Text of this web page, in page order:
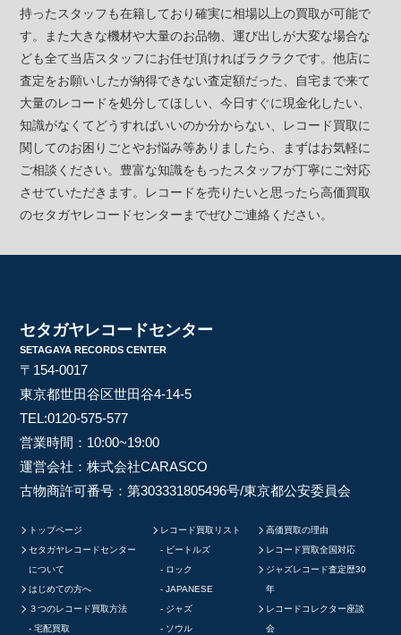
持ったスタッフも在籍しており確実に相場以上の買取が可能で
す。また大きな機材や大量のお品物、運び出しが大変な場合な
ども全て当店スタッフにお任せ頂ければラクラクです。他店に
査定をお願いしたが納得できない査定額だった、自宅まで来て
大量のレコードを処分してほしい、今日すぐに現金化したい、
知識がなくてどうすればいいのか分からない、レコード買取に
関してのお困りごとやお悩み等ありましたら、まずはお気軽に
ご相談ください。豊富な知識をもったスタッフが丁寧にご対応
させていただきます。レコードを売りたいと思ったら高価買取
のセタガヤレコードセンターまでぜひご連絡ください。
セタガヤレコードセンター
SETAGAYA RECORDS CENTER
〒154-0017
東京都世田谷区世田谷4-14-5
TEL:0120-575-577
営業時間：10:00~19:00
運営会社：株式会社CARASCO
古物商許可番号：第303331805496号/東京都公安委員会
トップページ
セタガヤレコードセンター
について
はじめての方へ
３つのレコード買取方法
宅配買取
レコード買取リスト
ビートルズ
ロック
JAPANESE
ジャズ
ソウル
高価買取の理由
レコード買取全国対応
ジャズレコード査定歴30
年
レコードコレクター座談
会